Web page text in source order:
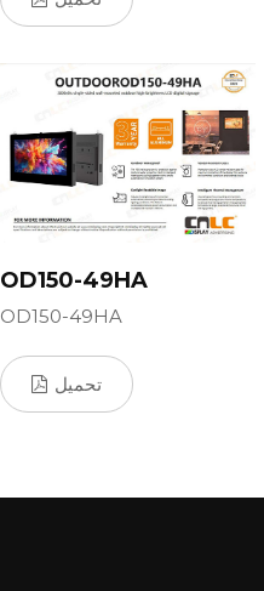
OD150-49HA
OD150-49HA
تحميل